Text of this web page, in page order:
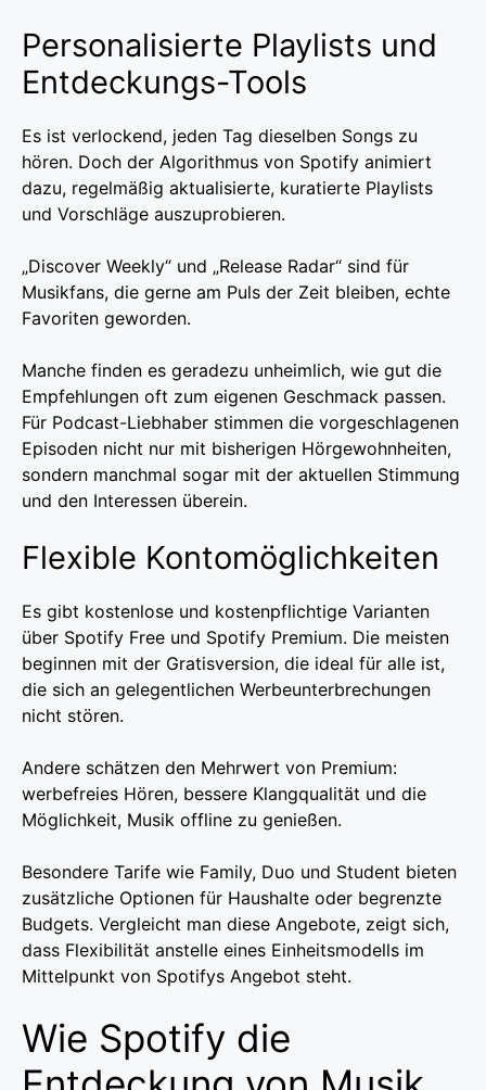
Personalisierte Playlists und
Entdeckungs-Tools
Es ist verlockend, jeden Tag dieselben Songs zu
hören. Doch der Algorithmus von Spotify animiert
dazu, regelmäßig aktualisierte, kuratierte Playlists
und Vorschläge auszuprobieren.
„Discover Weekly“ und „Release Radar“ sind für
Musikfans, die gerne am Puls der Zeit bleiben, echte
Favoriten geworden.
Manche finden es geradezu unheimlich, wie gut die
Empfehlungen oft zum eigenen Geschmack passen.
Für Podcast-Liebhaber stimmen die vorgeschlagenen
Episoden nicht nur mit bisherigen Hörgewohnheiten,
sondern manchmal sogar mit der aktuellen Stimmung
und den Interessen überein.
Flexible Kontomöglichkeiten
Es gibt kostenlose und kostenpflichtige Varianten
über Spotify Free und Spotify Premium. Die meisten
beginnen mit der Gratisversion, die ideal für alle ist,
die sich an gelegentlichen Werbeunterbrechungen
nicht stören.
Andere schätzen den Mehrwert von Premium:
werbefreies Hören, bessere Klangqualität und die
Möglichkeit, Musik offline zu genießen.
Besondere Tarife wie Family, Duo und Student bieten
zusätzliche Optionen für Haushalte oder begrenzte
Budgets. Vergleicht man diese Angebote, zeigt sich,
dass Flexibilität anstelle eines Einheitsmodells im
Mittelpunkt von Spotifys Angebot steht.
Wie Spotify die